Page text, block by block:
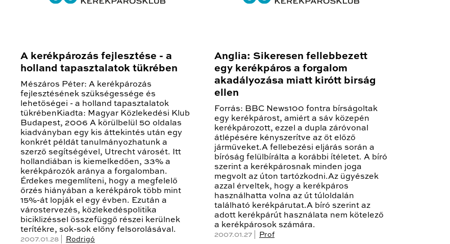
A kerékpározás fejlesztése - a
holland tapasztalatok tükrében
Mészáros Péter: A kerékpározás
fejlesztésének szükségessége és
lehetőségei - a holland tapasztalatok
tükrébenKiadta: Magyar Közlekedési Klub
Budapest, 2006 A körülbelül 50 oldalas
kiadványban egy kis áttekintés után egy
konkrét példát tanulmányozhatunk a
szerző segítségével, Utrecht városét. Itt
hollandiában is kiemelkedően, 33% a
kerékpározók aránya a forgalomban.
Érdekes megemlíteni, hogy a megfelelő
őrzés hiányában a kerékpárok több mint
15%-át lopják el egy évben. Ezután a
várostervezés, közlekedéspolitika
biciklizéssel összefüggő részei kerülnek
terítékre, sok-sok előny felsorolásával.
2007.01.28 | Rodrigó
Anglia: Sikeresen fellebbezett
egy kerékpáros a forgalom
akadályozása miatt kirótt birság
ellen
Forrás: BBC News100 fontra bírságoltak
egy kerékpárost, amiért a sáv közepén
kerékpározott, ezzel a dupla záróvonal
átlépésére kényszerítve az őt előző
járműveket.A fellebezési eljárás során a
bíróság felülbírálta a korábbi ítéletet. A bíró
szerint a kerékpárosnak minden joga
megvolt az úton tartózkodni.Az ügyészek
azzal érveltek, hogy a kerékpáros
használhatta volna az út túloldalán
található kerékpárutat.A bíró szerint az
adott kerékpárút használata nem kötelező
a kerékpárosok számára.
2007.01.27 | Prof